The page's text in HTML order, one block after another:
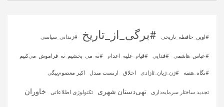
#اوین_حافظه_تاریخی #برگی_از_تاریخ #زندانی_سیاسی
#عباس_هاشمی #فدایی #قیام_علیه_اعدام #نه_می_بخشیم_نه_فراموش_می‌کنیم
#نگاه_هفته #ژن_ژیان_ئازادی اخلاق ارنست مندل اکبر معصوم‌بیگی
تجدید ساختار سرمایه‌داری تهی‌دستان شهری تکنولوژی اطلاعاتی خاوران